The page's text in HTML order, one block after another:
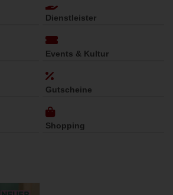
Dienstleister
Events & Kultur
Gutscheine
Shopping